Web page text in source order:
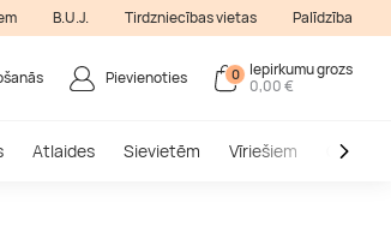
B.U.J. Tirdzniecības vietas Palīdzība
Pievienoties 0
Iepirkumu grozs
0,00 €
Atlaides Sievietēm Vīriešiem Outlet